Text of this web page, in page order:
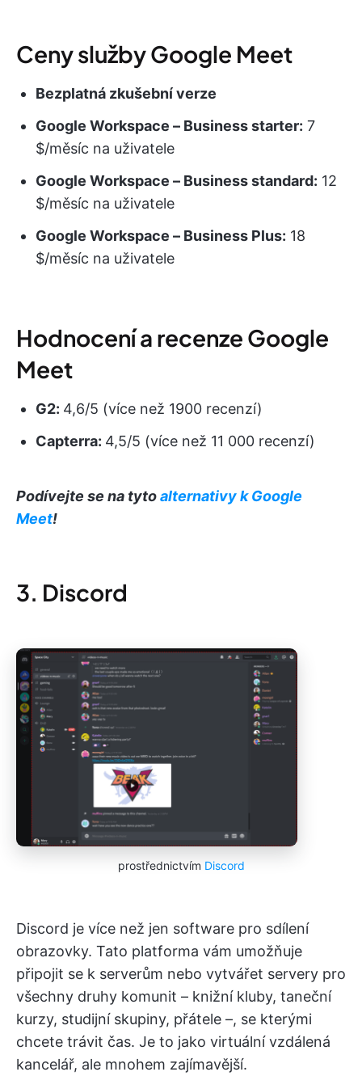
Ceny služby Google Meet
Bezplatná zkušební verze
Google Workspace – Business starter: 7
$/měsíc na uživatele
Google Workspace – Business standard: 12
$/měsíc na uživatele
Google Workspace – Business Plus: 18
$/měsíc na uživatele
Hodnocení a recenze Google
Meet
G2: 4,6/5 (více než 1900 recenzí)
Capterra: 4,5/5 (více než 11 000 recenzí)
Podívejte se na tytoalternativy k Google
Meet!
3. Discord
prostřednictvím Discord
Discord je více než jen software pro sdílení
obrazovky. Tato platforma vám umožňuje
připojit se k serverům nebo vytvářet servery pro
všechny druhy komunit – knižní kluby, taneční
kurzy, studijní skupiny, přátele –, se kterými
chcete trávit čas. Je to jako virtuální vzdálená
kancelář, ale mnohem zajímavější.